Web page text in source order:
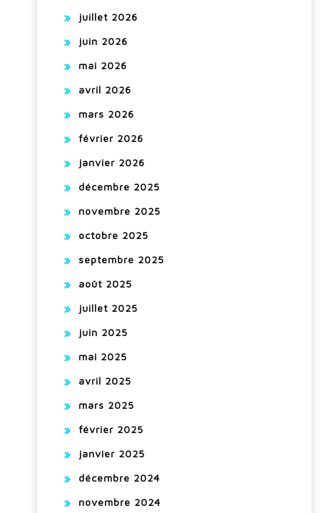
juillet 2026
juin 2026
mai 2026
avril 2026
mars 2026
février 2026
janvier 2026
décembre 2025
novembre 2025
octobre 2025
septembre 2025
août 2025
juillet 2025
juin 2025
mai 2025
avril 2025
mars 2025
février 2025
janvier 2025
décembre 2024
novembre 2024